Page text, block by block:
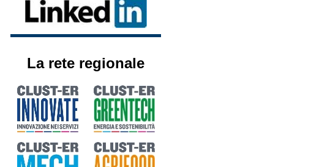
La rete regionale